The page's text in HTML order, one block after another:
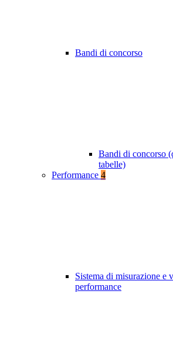
Bandi di concorso
Bandi di concorso
tabelle)
Performance 4
Sistema di misurazione e
performance